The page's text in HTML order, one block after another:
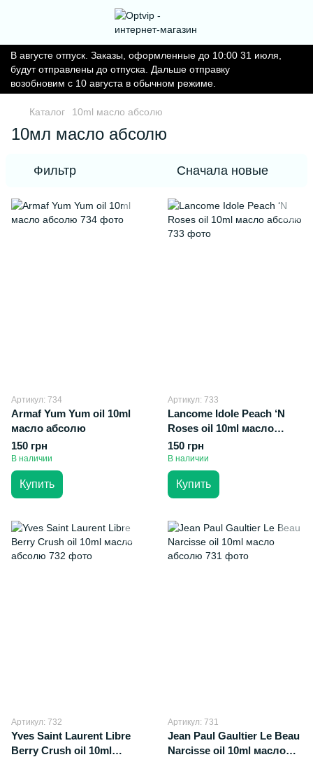
В августе отпуск. Заказы, оформленные до 10:00 31 июля,
будут отправлены до отпуска. Дальше отправку
возобновим с 10 августа в обычном режиме.
Каталог 10ml масло абсолю
10мл масло абсолю
Фильтр Сначала новые
Артикул: 734
Armaf Yum Yum oil 10ml
масло абсолю
150 грн
В наличии
Купить
Артикул: 733
Lancome Idole Peach ‘N
Roses oil 10ml масло
абсолю
150 грн
В наличии
Купить
Артикул: 732
Yves Saint Laurent Libre
Berry Crush oil 10ml
Артикул: 731
Jean Paul Gaultier Le Beau
Narcisse oil 10ml масло